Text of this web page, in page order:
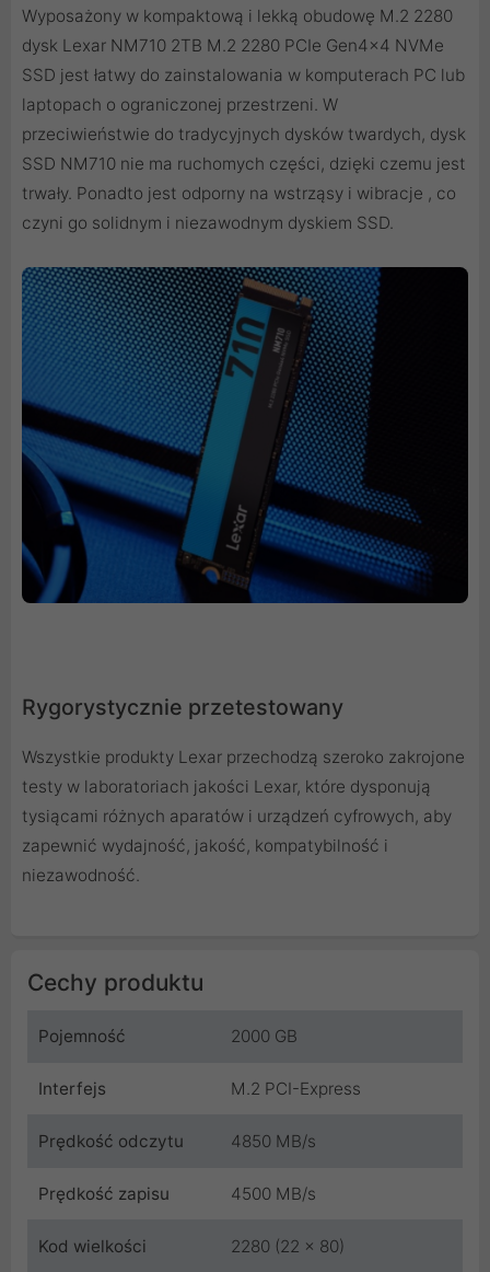
Wyposażony w kompaktową i lekką obudowę M.2 2280
dysk Lexar NM710 2TB M.2 2280 PCIe Gen4x4 NVMe
SSD jest łatwy do zainstalowania w komputerach PC lub
laptopach o ograniczonej przestrzeni. W
przeciwieństwie do tradycyjnych dysków twardych, dysk
SSD NM710 nie ma ruchomych części, dzięki czemu jest
trwały. Ponadto jest odporny na wstrząsy i wibracje , co
czyni go solidnym i niezawodnym dyskiem SSD.
Rygorystycznie przetestowany
Wszystkie produkty Lexar przechodzą szeroko zakrojone
testy w laboratoriach jakości Lexar, które dysponują
tysiącami różnych aparatów i urządzeń cyfrowych, aby
zapewnić wydajność, jakość, kompatybilność i
niezawodność.
Cechy produktu
Pojemność 2000 GB
Interfejs M.2 PCI-Express
Prędkość odczytu 4850 MB/s
Prędkość zapisu 4500 MB/s
Kod wielkości 2280 (22 x 80)